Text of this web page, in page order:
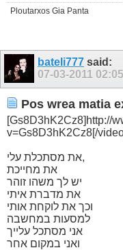
Ploutarxos Gia Panta
bateli777 said:
07-03-2011
[Gs8D3hK2Cz8]http://
v=Gs8D3hK2Cz8[/
את מסתכלת עלי,
את מחייכת
יש לך משהו זוהר
את מדברת איתי
וכך את לוקחת אותי
למסעות במחשבה
אני מסתכל עלייך
ואני במקום אחר